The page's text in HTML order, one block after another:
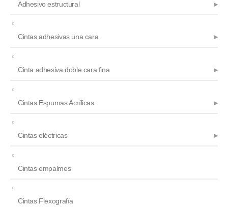
Adhesivo estructural
Cintas adhesivas una cara
Cinta adhesiva doble cara fina
Cintas Espumas Acrílicas
Cintas eléctricas
Cintas empalmes
Cintas Flexografía